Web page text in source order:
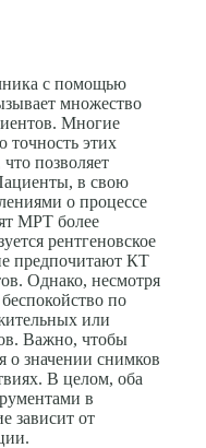
с помощью
множество
Многие
точность этих
позволяет
в свою
о процессе
МРТ более
рентгеновское
предпочитают КТ
Однако, несмотря
по
или
Важно, чтобы
о значении снимков
В целом, оба
в
зависит от